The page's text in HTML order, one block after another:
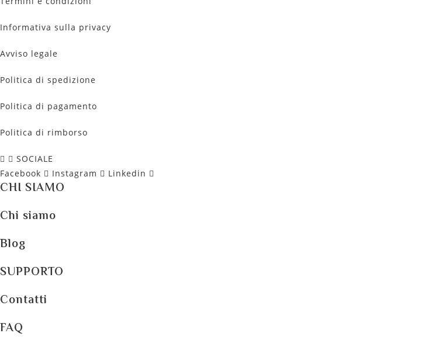
Informativa sulla privacy
Avviso legale
Politica di spedizione
Politica di pagamento
Politica di rimborso
SOCIALE
Facebook
Instagram Linkedin
CHI SIAMO
Chi siamo
Blog
SUPPORTO
Сontatti
FAQ